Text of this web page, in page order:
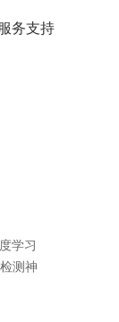
服务支持
学习
测神